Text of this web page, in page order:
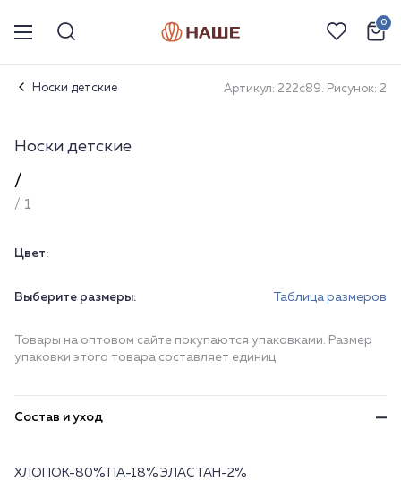
0
Носки детские Артикул: 222с89. Рисунок: 2
Носки детские
/
/ 1
Цвет:
Выберите размеры: Таблица размеров
Товары на оптовом сайте покупаются упаковками. Размер
упаковки этого товара составляет единиц
Состав и уход
ХЛОПОК-80% ПА-18% ЭЛАСТАН-2%